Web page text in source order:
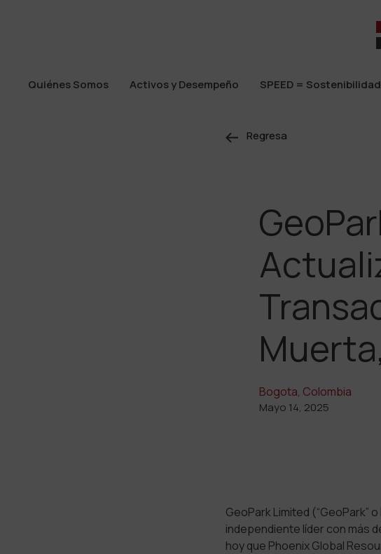
Quiénes Somos
Activos y Desempeño
SPEED = Sostenibilidad
Regresa
Bogota, Colombia
Mayo 14, 2025
GeoPark Limited (“GeoPark”
independiente líder con más
hoy que Phoenix Global